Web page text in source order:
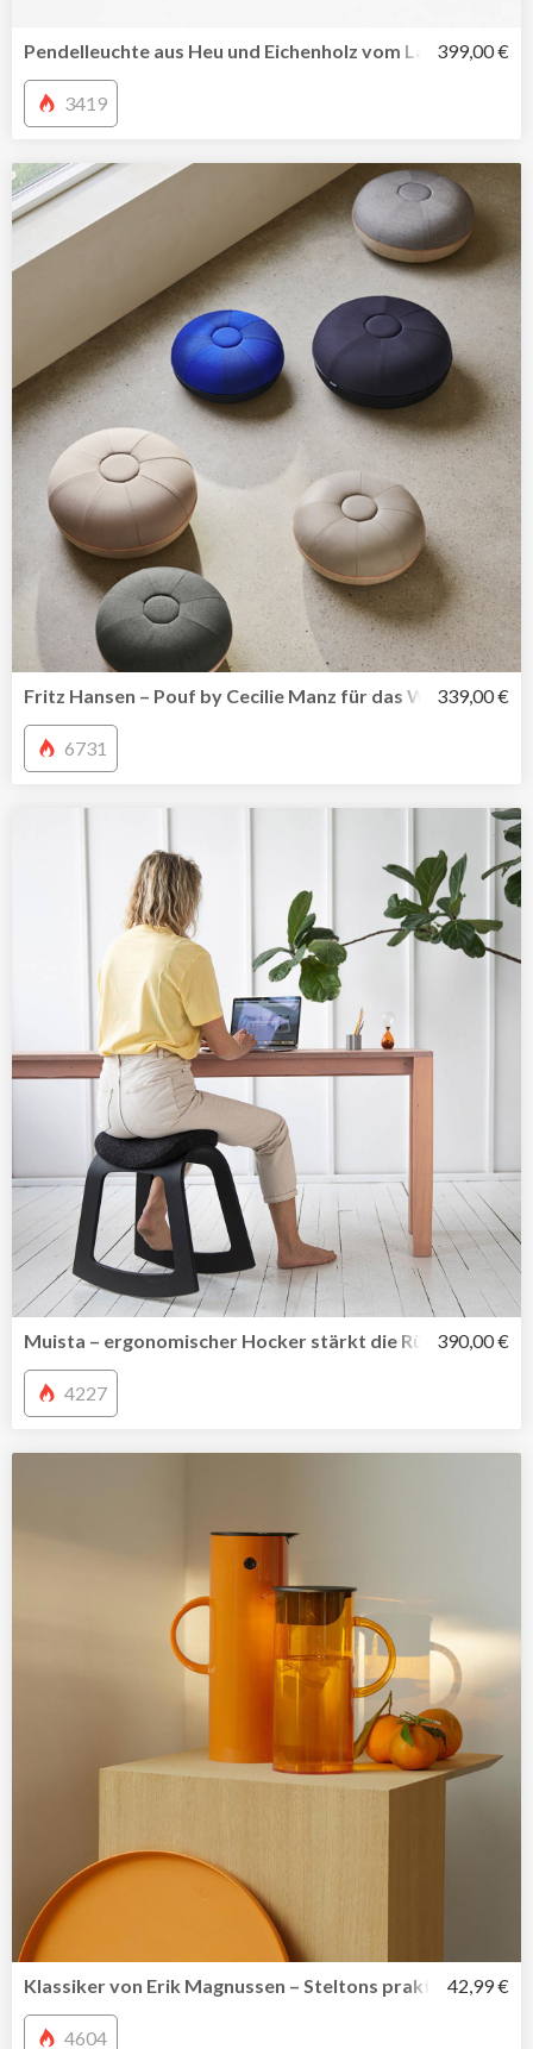
Pendelleuchte aus Heu und Eichenholz vom Label399,00 €
3419
Fritz Hansen – Pouf by Cecilie Manz für das 339,00 €
6731
Muista – ergonomischer Hocker stärkt die 390,00 €
4227
Klassiker von Erik Magnussen – Steltons praktische42,99 €
4604